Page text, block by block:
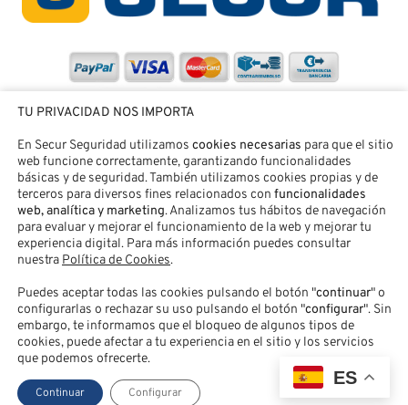
SECUR SEGURIDAD® |Aviso legal|Política de Privacidad|
Política de Cookies| Accesibilidad| Contacto|Acceso Clientes
ES
TU PRIVACIDAD NOS IMPORTA
En Secur Seguridad utilizamos cookies necesarias para que el sitio
web funcione correctamente, garantizando funcionalidades
básicas y de seguridad. También utilizamos cookies propias y de
terceros para diversos fines relacionados con funcionalidades
web, analítica y marketing. Analizamos tus hábitos de navegación
para evaluar y mejorar el funcionamiento de la web y mejorar tu
experiencia digital. Para más información puedes consultar
nuestra Política de Cookies.
Puedes aceptar todas las cookies pulsando el botón "continuar" o
configurarlas o rechazar su uso pulsando el botón "configurar". Sin
embargo, te informamos que el bloqueo de algunos tipos de
cookies, puede afectar a tu experiencia en el sitio y los servicios
que podemos ofrecerte.
Continuar Configurar